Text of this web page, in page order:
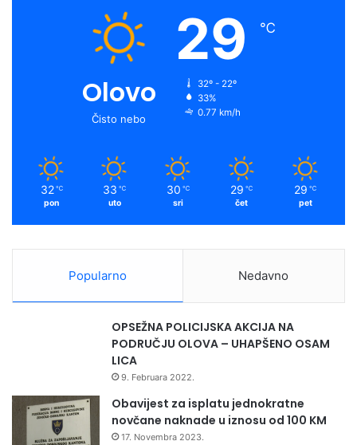
Olovo
Čisto nebo
29 ℃
32º - 22º
33%
0.77 km/h
32 ℃
pon
33 ℃
uto
30 ℃
sri
29 ℃
čet
29 ℃
pet
Popularno Nedavno
OPSEŽNA POLICIJSKA AKCIJA NA
PODRUČJU OLOVA – UHAPŠENO OSAM
LICA
9. Februara 2022.
Obavijest za isplatu jednokratne
novčane naknade u iznosu od 100 KM
17. Novembra 2023.